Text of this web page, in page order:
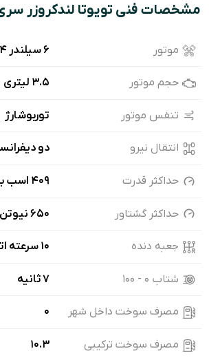
مشخصات فنی تویوتا لندکروزر سری
موتور 6 سیلندر 24 سوپاپ
حجم موتور 3.5 لیتری
تنفس موتور توربوشارژ
انتقال نیرو دو
حداکثر قدرت 409 اسب بخار
حداکثر گشتاور 650 نیوتن متر
جعبه دنده 10 سرعته اتوماتیک
شتاب ۰ - ۱۰۰ 7 ثانیه
مصرف سوخت داخل شهر 0
مصرف سوخت ترکیبی 10.3